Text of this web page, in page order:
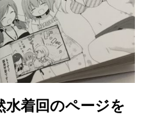
水着回のページを